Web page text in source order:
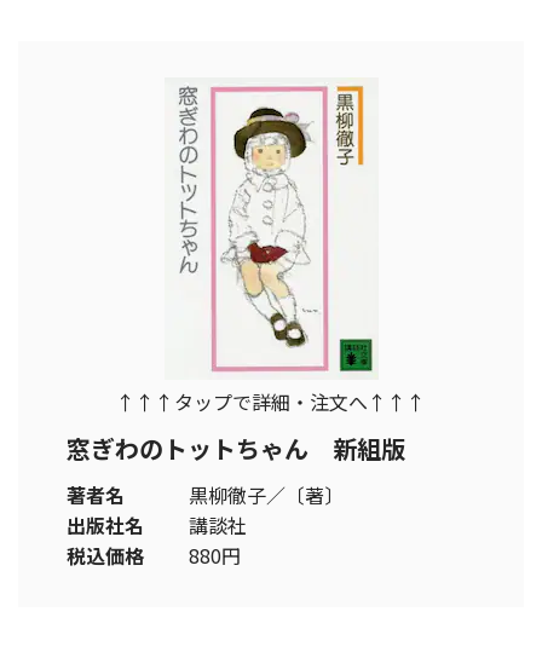
↑↑↑タップで詳細・注文へ↑↑↑
窓ぎわのトットちゃん 新組版
著者名
黒柳徹子／〔著〕
出版社名
講談社
税込価格
880円